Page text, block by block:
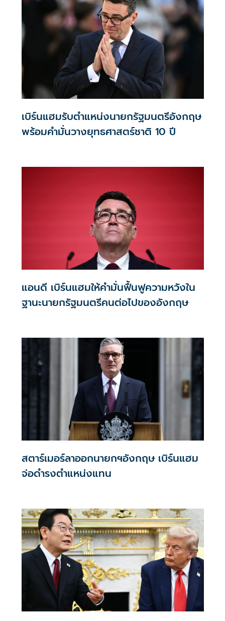
เบิร์นแฮมรับตำแหน่งนายกรัฐมนตรีอังกฤษ
พร้อมคำมั่นวางยุทธศาสตร์ชาติ 10 ปี
แอนดี เบิร์นแฮมให้คำมั่นฟื้นฟูความหวังใน
ฐานะนายกรัฐมนตรีคนต่อไปของอังกฤษ
สตาร์เมอร์ลาออกนายกฯอังกฤษ เบิร์นแฮม
จ่อดำรงตำแหน่งแทน